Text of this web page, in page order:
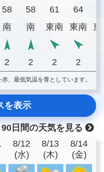
58 58 61 64
南 南 東南 東南 東
2 2 2 2
、最低気温を青としています。
を表示
90日間の天気を見る
8/12
(水)
8/13
(木)
8/14
(金)